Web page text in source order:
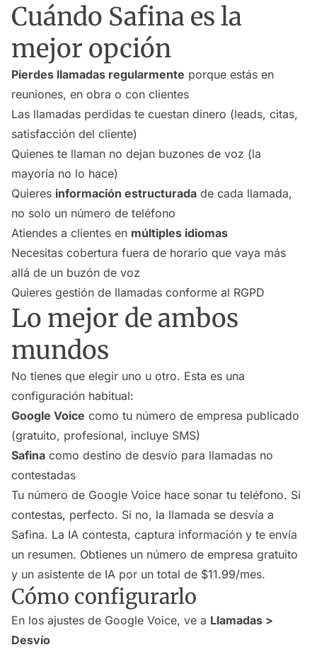
Cuándo Safina es la
mejor opción
Pierdes llamadas regularmente porque estás en
reuniones, en obra o con clientes
Las llamadas perdidas te cuestan dinero (leads, citas,
satisfacción del cliente)
Quienes te llaman no dejan buzones de voz (la
mayoría no lo hace)
Quieres información estructurada de cada llamada,
no solo un número de teléfono
Atiendes a clientes en múltiples idiomas
Necesitas cobertura fuera de horario que vaya más
allá de un buzón de voz
Quieres gestión de llamadas conforme al RGPD
Lo mejor de ambos
mundos
No tienes que elegir uno u otro. Esta es una
configuración habitual:
Google Voice como tu número de empresa publicado
(gratuito, profesional, incluye SMS)
Safina como destino de desvío para llamadas no
contestadas
Tu número de Google Voice hace sonar tu teléfono. Si
contestas, perfecto. Si no, la llamada se desvía a
Safina. La IA contesta, captura información y te envía
un resumen. Obtienes un número de empresa gratuito
y un asistente de IA por un total de $11.99/mes.
Cómo configurarlo
En los ajustes de Google Voice, ve a Llamadas >
Desvío